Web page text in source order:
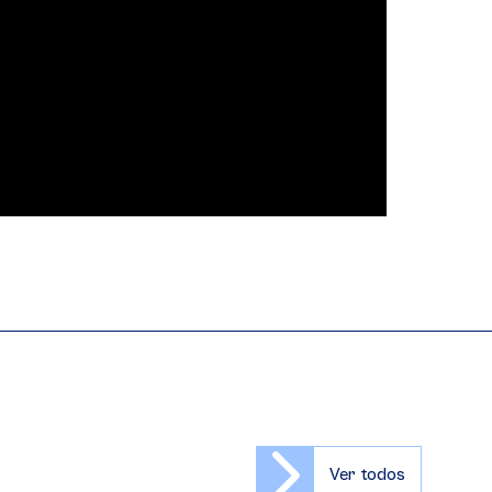
Ver todos